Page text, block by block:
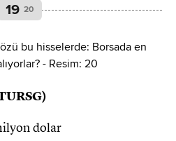
19 20
dolar